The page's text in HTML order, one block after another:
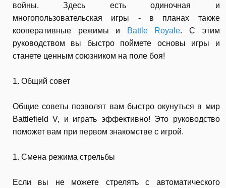
войны. Здесь есть одиночная и
многопользовательская игры - в планах также
кооперативные режимы и
Battle Royale. С этим
руководством вы быстро поймете основы игры и
станете ценным союзником на поле боя!
1. Общий совет
Общие советы позволят вам быстро окунуться в мир
Battlefield V, и играть эффективно! Это руководство
поможет вам при первом знакомстве с игрой.
1. Смена режима стрельбы
Если вы не можете стрелять с автоматического